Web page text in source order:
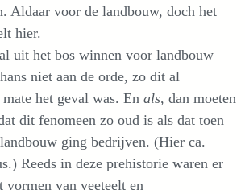
Aldaar voor de landbouw, doch het
hier.
uit het bos winnen voor landbouw
niet aan de orde, zo dit al
het geval was. En als, dan moeten
dit fenomeen zo oud is als dat toen
ging bedrijven. (Hier ca.
Reeds in deze prehistorie waren er
vormen van veeteelt en